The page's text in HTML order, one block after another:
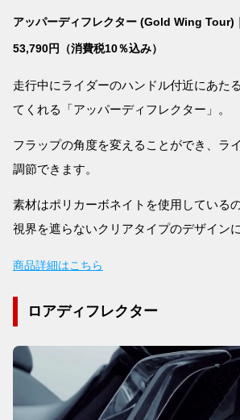
アッパーディフレクター (Gold Wing Tour)
53,790円（消費税10％込み）
走行中にライダーのハンドル付近にあた
てくれる「アッパーディフレクター」。
フラップの角度を変えることができ、ラ
調節できます。
素材はポリカーボネイトを使用している
視界を遮らないクリアタイプのデザイン
商品詳細はこちら
ロアディフレクター